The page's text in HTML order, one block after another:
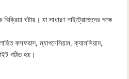
ঘটায়। যা সাধারণ নাইট্রোজেনের পক্ষে
ফসফরাস, ম্যাগনেসিয়াম, ক্যালসিয়াম,
গঠিত হয়।